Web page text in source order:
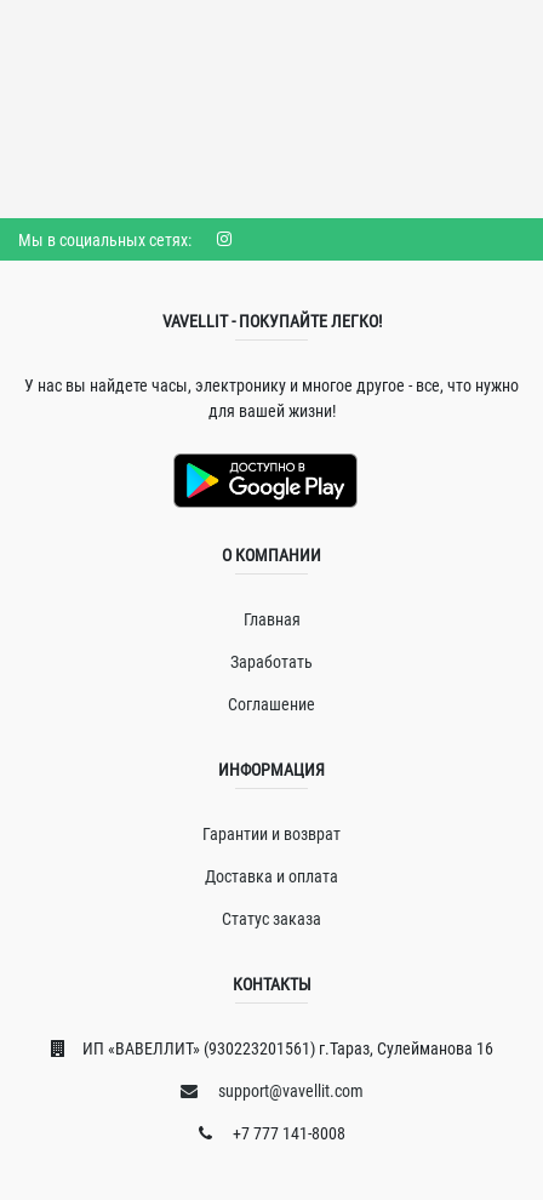
Мы в социальных сетях:
VAVELLIT - ПОКУПАЙТЕ ЛЕГКО!
У нас вы найдете часы, электронику и многое другое - все, что нужно
для вашей жизни!
О КОМПАНИИ
Главная
Заработать
Соглашение
ИНФОРМАЦИЯ
Гарантии и возврат
Доставка и оплата
Статус заказа
КОНТАКТЫ
ИП «ВAВЕЛЛИT» (930223201561) г.Тараз, Сулейманова 16
support@vavellit.com
+7 777 141-8008